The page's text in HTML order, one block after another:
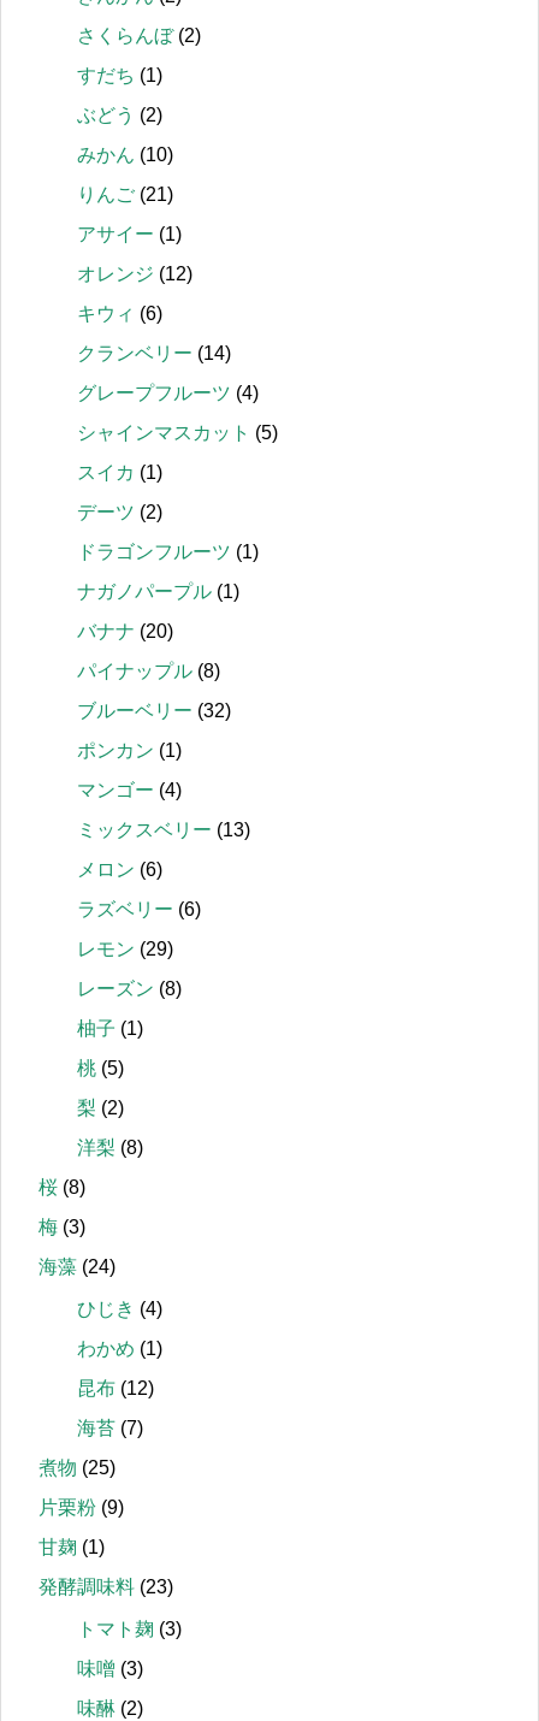
さくらんぼ(2)
すだち (1)
ぶどう (2)
みかん (10)
りんご (21)
アサイー (1)
オレンジ (12)
キウィ (6)
クランベリー (14)
グレープフルーツ (4)
シャインマスカット (5)
スイカ (1)
デーツ (2)
ドラゴンフルーツ (1)
ナガノパープル (1)
バナナ (20)
パイナップル (8)
ブルーベリー (32)
ポンカン (1)
マンゴー (4)
ミックスベリー (13)
メロン (6)
ラズベリー (6)
レモン (29)
レーズン (8)
柚子 (1)
桃 (5)
梨 (2)
洋梨 (8)
桜 (8)
梅 (3)
海藻 (24)
ひじき (4)
わかめ (1)
昆布 (12)
海苔 (7)
煮物 (25)
片栗粉 (9)
甘麹 (1)
発酵調味料 (23)
トマト麹 (3)
味噌 (3)
味醂 (2)